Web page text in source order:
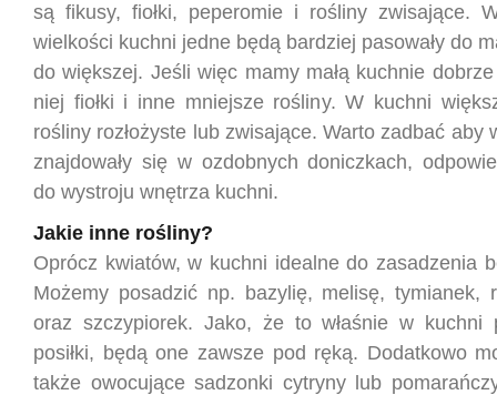
są fikusy, fiołki, peperomie i rośliny zwisające.
wielkości kuchni jedne będą bardziej pasowały do
do większej. Jeśli więc mamy małą kuchnie
niej fiołki i inne mniejsze rośliny. W kuchni
rośliny rozłożyste lub zwisające. Warto zadbać aby
znajdowały się w ozdobnych doniczkach,
do wystroju wnętrza kuchni.
Jakie inne rośliny?
Oprócz kwiatów, w kuchni idealne do zasadzenia
Możemy posadzić np. bazylię, melisę, tymianek,
oraz szczypiorek. Jako, że to właśnie w kuchni
posiłki, będą one zawsze pod ręką. Dodatkowo
także owocujące sadzonki cytryny lub